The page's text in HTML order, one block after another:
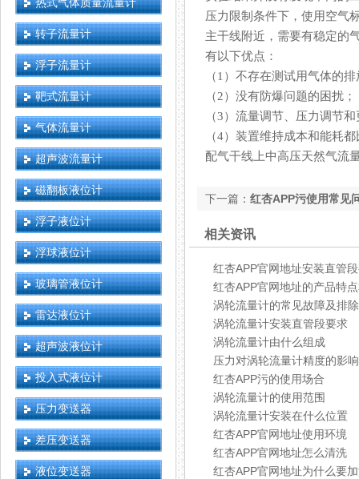
转子流量计
浮子流量计
靶式流量计
气体流量计
超声波流量计
磁翻板液位计
浮子液位计
浮球液位计
玻璃管液位计
雷达液位计
超声波液位计
投入式液位计
压力变送器
差压变送器
液位变送器
压力限制条件下，使用
主干线附近，需要有稳定
有以下优点：
（1）不存在测试用气体的排放
（2）没有防爆问题的困扰；
（3）流量调节、压力调节
（4）装置维持成本和能耗都
配气干线上中高压天然气流量
下一篇： 红杏APP污使用常见
相关资讯
红杏APP官网地址安装直管
红杏APP官网地址的产品特
涡轮流量计的常见故障及排除
涡轮流量计安装直管段要求
涡轮流量计由什么组成
压力对涡轮流量计精度的影响
红杏APP污的使用场合
涡轮流量计的使用范围
涡轮流量计安装在什么位置
红杏APP官网地址使用环境
红杏APP官网地址怎么清洗
红杏APP官网地址为什么要